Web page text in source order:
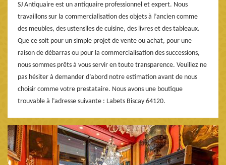
SJ Antiquaire est un antiquaire professionnel et expert. Nous
travaillons sur la commercialisation des objets à l’ancien comme
des meubles, des ustensiles de cuisine, des livres et des tableaux.
Que ce soit pour un simple projet de vente ou achat, pour une
raison de débarras ou pour la commercialisation des successions,
nous sommes prêts à vous servir en toute transparence. Veuillez ne
pas hésiter à demander d’abord notre estimation avant de nous
choisir comme votre prestataire. Nous avons une boutique
trouvable à l’adresse suivante : Labets Biscay 64120.